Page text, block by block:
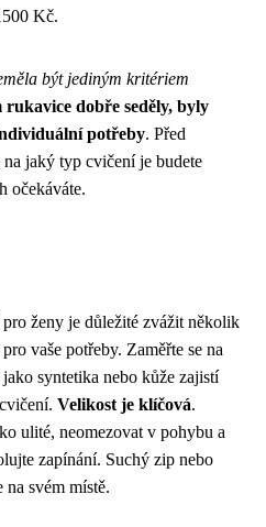
Kč.
být jediným kritériem
rukavice dobře seděly, byly
potřeby. Před
jaký typ cvičení je budete
očekáváte.
ženy je důležité zvážit několik
vaše potřeby. Zaměřte se na
syntetika nebo kůže zajistí
Velikost je klíčová.
ulité, neomezovat v pohybu a
zapínání. Suchý zip nebo
svém místě.